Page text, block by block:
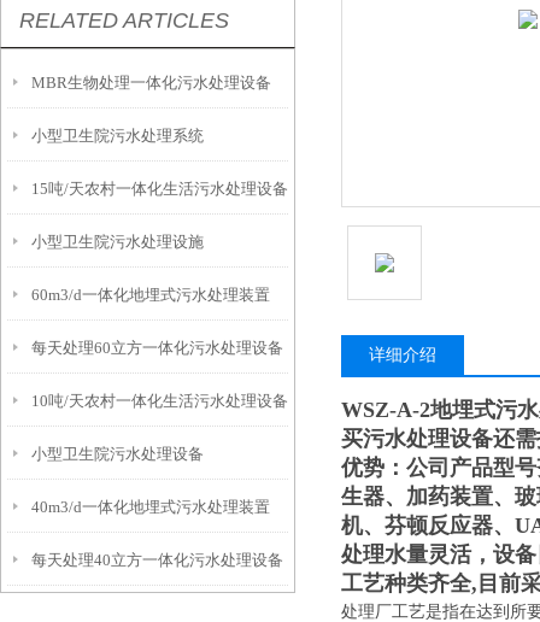
RELATED ARTICLES
MBR生物处理一体化污水处理设备
小型卫生院污水处理系统
15吨/天农村一体化生活污水处理设备
小型卫生院污水处理设施
60m3/d一体化地埋式污水处理装置
每天处理60立方一体化污水处理设备
10吨/天农村一体化生活污水处理设备
小型卫生院污水处理设备
40m3/d一体化地埋式污水处理装置
每天处理40立方一体化污水处理设备
详细介绍
WSZ-A-2地埋式污
买污水处理设备还
优势：公司产品型
生器、加药装置、
机、芬顿反应器、
处理水量灵活，设
工艺种类齐全,目前
处理厂工艺是指在达到所